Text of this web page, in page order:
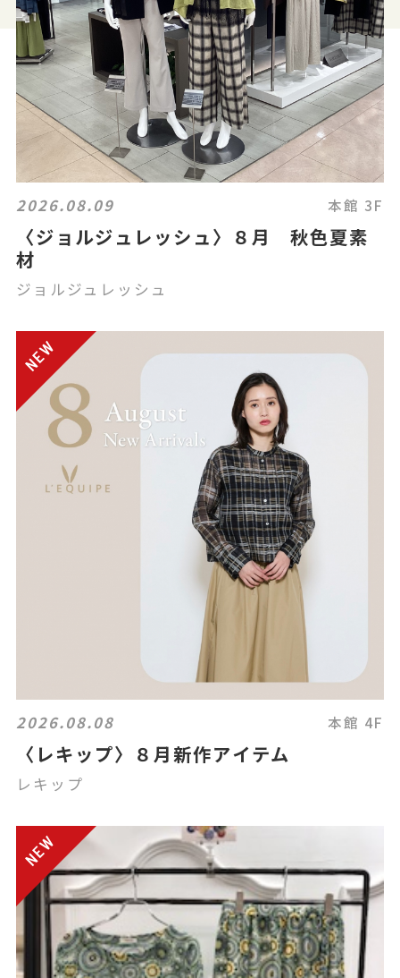
2026.08.09 本館 3F
〈ジョルジュレッシュ〉８月 秋色夏素
材
ジョルジュレッシュ
2026.08.08 本館 4F
〈レキップ〉８月新作アイテム
レキップ